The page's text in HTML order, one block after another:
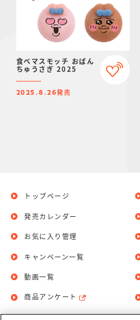
食べマスモッチ おぱん
ちゅうさぎ 2025
2025.8.26発売
トップページ
発売カレンダー
お気に入り管理
キャンペーン一覧
動画一覧
商品アンケート